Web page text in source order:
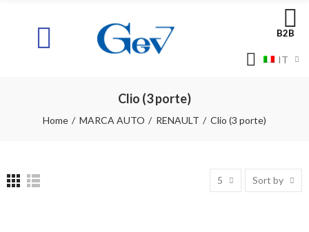
B2B
IT
Clio (3 porte)
Home MARCA AUTO RENAULT Clio (3 porte)
5 Sort by